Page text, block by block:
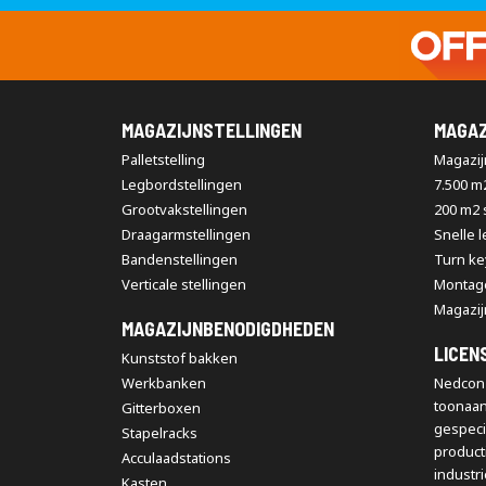
MAGAZIJNSTELLINGEN
Palletstelling
Legbordstellingen
Grootvakstellingen
Draagarmstellingen
Bandenstellingen
Verticale stellingen
MAGAZIJNBENODIGDHEDEN
Kunststof bakken
Werkbanken
Gitterboxen
Stapelracks
Acculaadstations
7.500
200
Snelle
Turn